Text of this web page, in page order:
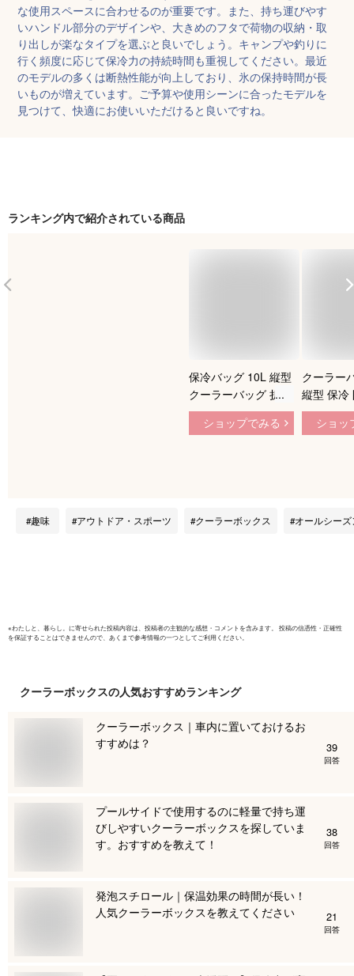
な使用スペースに合わせるのが重要です。また、持ち運びやす
いハンドル部分のデザインや、大きめのフタで荷物の収納・取
り出しが楽なタイプを選ぶと良いでしょう。キャンプや釣りに
行く頻度に応じて保冷力の持続時間も重視してください。最近
のモデルの多くは断熱性能が向上しており、氷の保持時間が長
いものが増えています。ご予算や使用シーンに合ったモデルを
見つけて、快適にお使いいただけると良いですね。
ランキング内で紹介されている商品
保冷バッグ 10L 縦型
クーラーバッグ 折り
たたみ 幅21.5 奥行
21.5 高さ29.5 ショ
ショップでみる
クーラー
縦型 保冷
フトクー
ショルダ
ト付き 折
ショッ
趣味 アウトドア・スポーツ クーラーボックス オールシーズ
※わたしと、暮らし。 に寄せられた投稿内容は、投稿者の主観的な感想・コメントを含みます。 投稿の信憑性・正確性
を保証することはできませんので、あくまで参考情報の一つとしてご利用ください。
クーラーボックスの人気おすすめランキング
クーラーボックス｜車内に置いておけるお
すすめは？
39
回答
プールサイドで使用するのに軽量で持ち運
びしやすいクーラーボックスを探していま
す。おすすめを教えて！
38
回答
発泡スチロール｜保温効果の時間が長い！
人気クーラーボックスを教えてください
21
回答